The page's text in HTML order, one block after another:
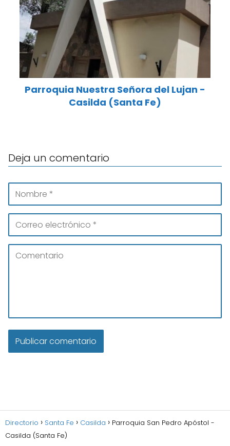
Parroquia Nuestra Señora del Lujan -
Casilda (Santa Fe)
Deja un comentario
Directorio Santa Fe Casilda
Parroquia San Pedro Apóstol -
Casilda (Santa Fe)